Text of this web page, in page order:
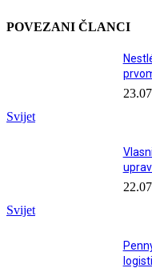
POVEZANI ČLANCI
Svijet
Svijet